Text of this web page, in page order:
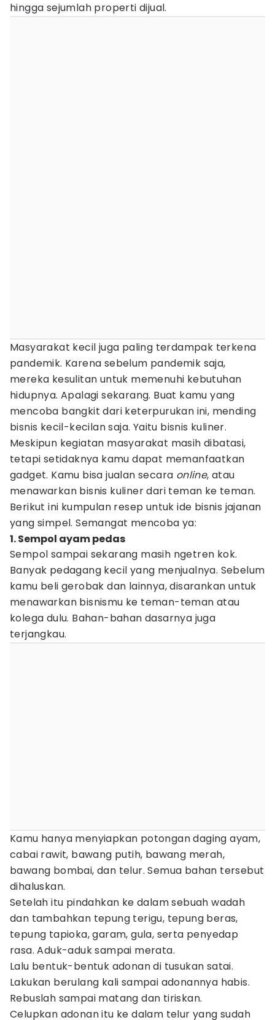
hingga sejumlah properti dijual.
Masyarakat kecil juga paling terdampak terkena
pandemik. Karena sebelum pandemik saja,
mereka kesulitan untuk memenuhi kebutuhan
hidupnya. Apalagi sekarang. Buat kamu yang
mencoba bangkit dari keterpurukan ini, mending
bisnis kecil-kecilan saja. Yaitu bisnis kuliner.
Meskipun kegiatan masyarakat masih dibatasi,
tetapi setidaknya kamu dapat memanfaatkan
gadget. Kamu bisa jualan secara online, atau
menawarkan bisnis kuliner dari teman ke teman.
Berikut ini kumpulan resep untuk ide bisnis jajanan
yang simpel. Semangat mencoba ya:
1. Sempol ayam pedas
Sempol sampai sekarang masih ngetren kok.
Banyak pedagang kecil yang menjualnya. Sebelum
kamu beli gerobak dan lainnya, disarankan untuk
menawarkan bisnismu ke teman-teman atau
kolega dulu. Bahan-bahan dasarnya juga
terjangkau.
Kamu hanya menyiapkan potongan daging ayam,
cabai rawit, bawang putih, bawang merah,
bawang bombai, dan telur. Semua bahan tersebut
dihaluskan.
Setelah itu pindahkan ke dalam sebuah wadah
dan tambahkan tepung terigu, tepung beras,
tepung tapioka, garam, gula, serta penyedap
rasa. Aduk-aduk sampai merata.
Lalu bentuk-bentuk adonan di tusukan satai.
Lakukan berulang kali sampai adonannya habis.
Rebuslah sampai matang dan tiriskan.
Celupkan adonan itu ke dalam telur yang sudah